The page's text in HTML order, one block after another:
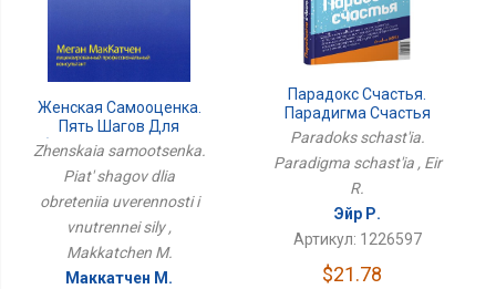
Женская Самооценка.
Пять Шагов Для
Обретения Уверенности
Zhenskaia samootsenka.
Piat' shagov dlia
obreteniia uverennosti i
vnutrennei sily ,
Makkatchen M.
Маккатчен М.
Парадокс Счастья.
Парадигма Счастья
Paradoks schast'ia.
Paradigma schast'ia , Eir
R.
Эйр Р.
Артикул: 1226597
$21.78